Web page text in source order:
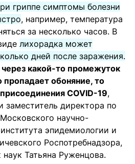
гриппе симптомы болезни
, например, температура
за несколько часов. В
лихорадка может
дней после заражения.
какой-то промежуток
пропадает обоняние, то
COVID-19,
заместитель директора по
научно-
эпидемиологии и
Роспотребнадзора,
Татьяна Руженцова.